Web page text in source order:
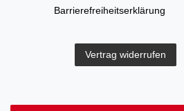
Barrierefreiheitserklärung
Vertrag widerrufen